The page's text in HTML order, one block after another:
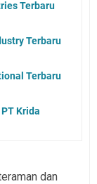
Terbaru
Terbaru
Terbaru
Krida
dan